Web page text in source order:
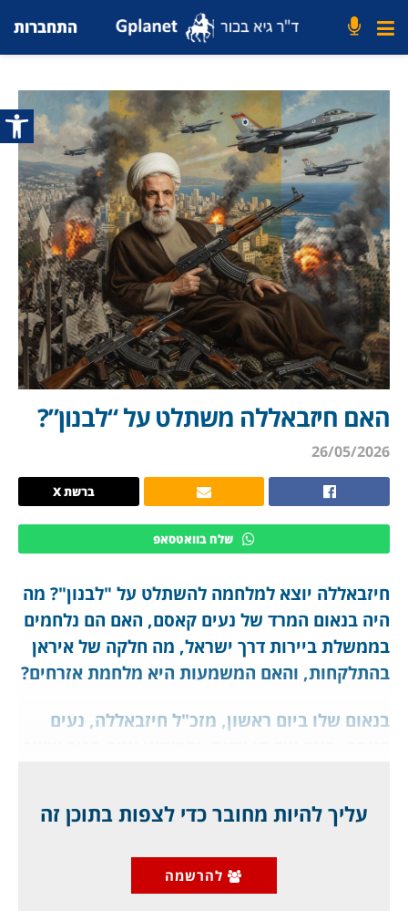
פתח
התחברות
האם חיזבאללה משתלט על “לבנון”?
26/05/2026
ברשת X
שלח בוואטסאפ
חיזבאללה יוצא למלחמה להשתלט על "לבנון"? מה
היה בנאום המרד של נעים קאסם, האם הם נלחמים
בממשלת ביירות דרך ישראל, מה חלקה של איראן
בהתלקחות, והאם המשמעות היא מלחמת אזרחים?
בנאום שלו ביום ראשון, מזכ"ל חיזבאללה, נעים
היא לא מסוגלת להבטיח ריבונות", והוא מתכוון
למשא ומתן הישיר עם ישראל, הדרישה לפירוק
הנשק של חיזבאללה, והסנקציות על הזרוע
עליך להיות מחובר כדי לצפות בתוכן זה
להרשמה